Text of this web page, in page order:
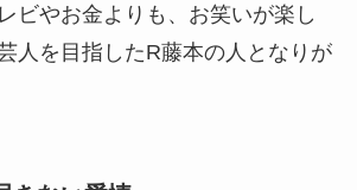
ビやお金よりも、お笑いが楽し
人を目指したR藤本の人となりが